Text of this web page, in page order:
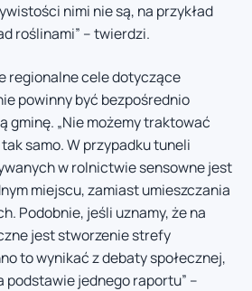
nimi nie są, na przykład
roślinami” – twierdzi.
regionalne cele dotyczące
powinny być bezpośrednio
gminę. „Nie możemy traktować
samo. W przypadku tuneli
w rolnictwie sensowne jest
miejscu, zamiast umieszczania
Podobnie, jeśli uznamy, że na
jest stworzenie strefy
to wynikać z debaty społecznej,
podstawie jednego raportu” –